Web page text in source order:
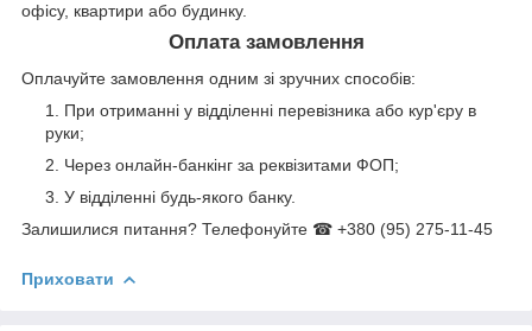
офісу, квартири або будинку.
Оплата замовлення
Оплачуйте замовлення одним зі зручних способів:
При отриманні у відділенні перевізника або кур'єру в
руки;
Через онлайн-банкінг за реквізитами ФОП;
У відділенні будь-якого банку.
Залишилися питання? Телефонуйте ☎ +380 (95) 275-11-45
Приховати